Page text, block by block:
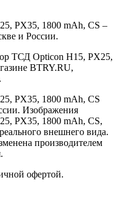
PX35, 1800 mAh, CS –
и России.
ТСД Opticon H15, PX25,
BTRY.RU,
PX35, 1800 mAh, CS
Изображения
PX35, 1800 mAh, CS,
внешнего вида.
производителем
офертой.